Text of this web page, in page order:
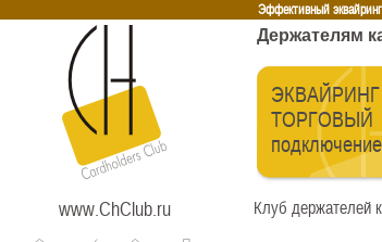
Эффективный
Интернет-эквайринг Тренинги
Держателям
ЭКВАЙРИНГ
ТОРГОВЫЙ
подключение
www.ChClub.ru Клуб держателей